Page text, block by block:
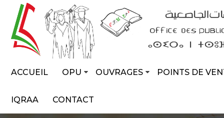
ACCUEIL OPU OUVRAGES POINTS DE
IQRAA CONTACT